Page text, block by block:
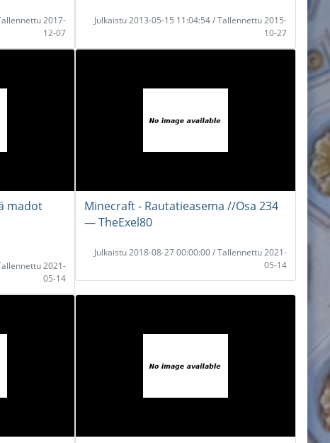
2017-
12-07
Julkaistu 2013-05-15 11:04:54 / Tallennettu 2015-
10-27
madot
2021-
05-14
Minecraft - Rautatieasema //Osa 234
― TheExel80
Julkaistu 2018-08-27 00:00:00 / Tallennettu 2021-
05-14